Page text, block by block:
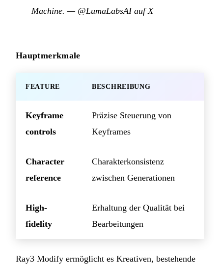
Machine. — @LumaLabsAI auf X
Hauptmerkmale
FEATURE BESCHREIBUNG
Keyframe
controls
Präzise Steuerung von
Keyframes
Character
reference
Charakterkonsistenz
zwischen Generationen
High-
fidelity
Erhaltung der Qualität bei
Bearbeitungen
Ray3 Modify ermöglicht es Kreativen, bestehende